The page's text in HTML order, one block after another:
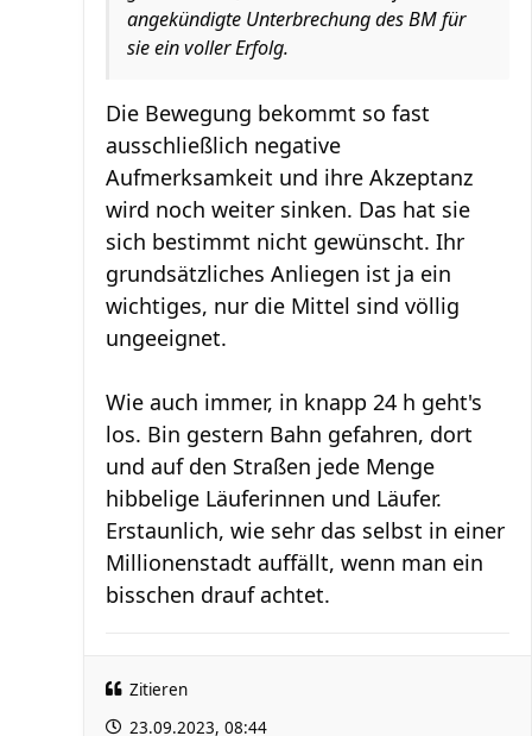
angekündigte Unterbrechung des BM für
sie ein voller Erfolg.
Die Bewegung bekommt so fast
ausschließlich negative
Aufmerksamkeit und ihre Akzeptanz
wird noch weiter sinken. Das hat sie
sich bestimmt nicht gewünscht. Ihr
grundsätzliches Anliegen ist ja ein
wichtiges, nur die Mittel sind völlig
ungeeignet.
Wie auch immer, in knapp 24 h geht's
los. Bin gestern Bahn gefahren, dort
und auf den Straßen jede Menge
hibbelige Läuferinnen und Läufer.
Erstaunlich, wie sehr das selbst in einer
Millionenstadt auffällt, wenn man ein
bisschen drauf achtet.
Zitieren
23.09.2023, 08:44